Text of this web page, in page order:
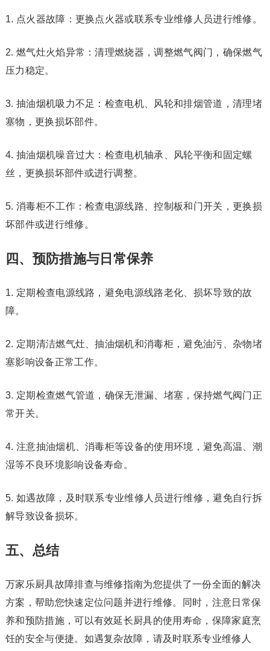
1. 点火器故障：更换点火器或联系专业维修人员进行维修。
2. 燃气灶火焰异常：清理燃烧器，调整燃气阀门，确保燃气
压力稳定。
3. 抽油烟机吸力不足：检查电机、风轮和排烟管道，清理堵
塞物，更换损坏部件。
4. 抽油烟机噪音过大：检查电机轴承、风轮平衡和固定螺
丝，更换损坏部件或进行调整。
5. 消毒柜不工作：检查电源线路、控制板和门开关，更换损
坏部件或进行维修。
四、预防措施与日常保养
1. 定期检查电源线路，避免电源线路老化、损坏导致的故
障。
2. 定期清洁燃气灶、抽油烟机和消毒柜，避免油污、杂物堵
塞影响设备正常工作。
3. 定期检查燃气管道，确保无泄漏、堵塞，保持燃气阀门正
常开关。
4. 注意抽油烟机、消毒柜等设备的使用环境，避免高温、潮
湿等不良环境影响设备寿命。
5. 如遇故障，及时联系专业维修人员进行维修，避免自行拆
解导致设备损坏。
五、总结
万家乐厨具故障排查与维修指南为您提供了一份全面的解决
方案，帮助您快速定位问题并进行维修。同时，注意日常保
养和预防措施，可以有效延长厨具的使用寿命，保障家庭烹
饪的安全与便捷。如遇复杂故障，请及时联系专业维修人